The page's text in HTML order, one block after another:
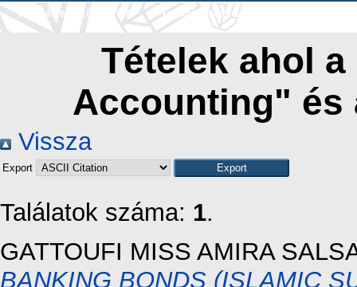
Tallózás szerző szerint
Tallózás nyelv szerint
Tételek ahol
Accounting" és
Vissza
Export
Találatok száma: 1.
GATTOUFI MISS AMIRA
BANKING BONDS (ISLAMIC